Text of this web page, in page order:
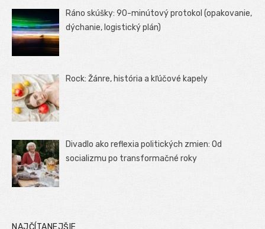
Ráno skúšky: 90-minútový protokol (opakovanie,
dýchanie, logistický plán)
Rock: Žánre, história a kľúčové kapely
Divadlo ako reflexia politických zmien: Od
socializmu po transformačné roky